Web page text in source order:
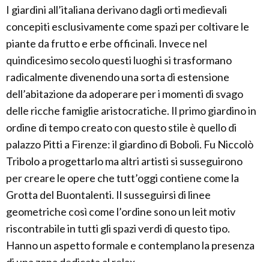
I giardini all’italiana derivano dagli orti medievali
concepiti esclusivamente come spazi per coltivare le
piante da frutto e erbe officinali. Invece nel
quindicesimo secolo questi luoghi si trasformano
radicalmente divenendo una sorta di estensione
dell’abitazione da adoperare per i momenti di svago
delle ricche famiglie aristocratiche. Il primo giardino in
ordine di tempo creato con questo stile è quello di
palazzo Pitti a Firenze: il giardino di Boboli. Fu Niccolò
Tribolo a progettarlo ma altri artisti si susseguirono
per creare le opere che tutt’oggi contiene come la
Grotta del Buontalenti. Il susseguirsi di linee
geometriche così come l’ordine sono un leit motiv
riscontrabile in tutti gli spazi verdi di questo tipo.
Hanno un aspetto formale e contemplano la presenza